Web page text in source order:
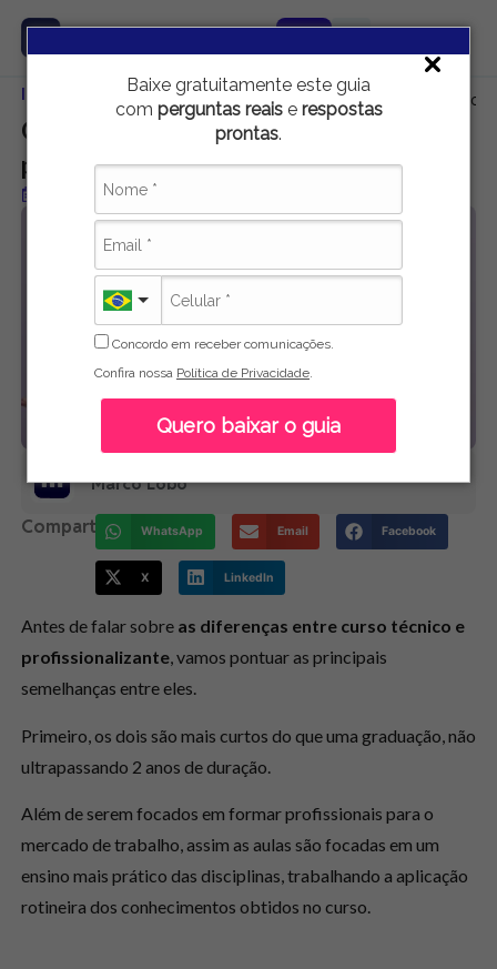
Baixe gratuitamente este guia
com perguntas reaise respostas
prontas.
Concordo em receber comunicações.
Confira nossa Política de Privacidade.
Quero baixar o guia
Início Carreira e Emprego Qual a diferença entre curso técnico
Qual a diferença entre curso técnico e
profissionalizante?
Publicado em 23 de junho de 2021
Marco Lobo
Compartilhe: WhatsApp Email Facebook
X LinkedIn
Antes de falar sobre as diferenças entre curso técnico e
profissionalizante, vamos pontuar as principais
semelhanças entre eles.
Primeiro, os dois são mais curtos do que uma graduação, não
ultrapassando 2 anos de duração.
Além de serem focados em formar profissionais para o
mercado de trabalho, assim as aulas são focadas em um
ensino mais prático das disciplinas, trabalhando a aplicação
rotineira dos conhecimentos obtidos no curso.